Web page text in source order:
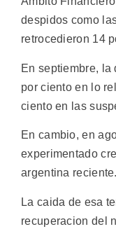
despidos como
retrocedieron 14
En septiembre,
por ciento en lo
ciento en las
En cambio, en
experimentado
argentina reciente.
La caida de esa
recuperacion del